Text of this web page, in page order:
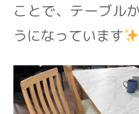
ことで、テーブル
うになっています